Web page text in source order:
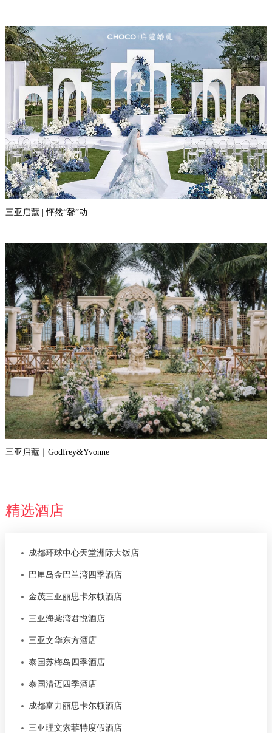
三亚启蔻 | 怦然“馨”动
三亚启蔻｜Godfrey&Yvonne
精选酒店
成都环球中心天堂洲际大饭店
巴厘岛金巴兰湾四季酒店
金茂三亚丽思卡尔顿酒店
三亚海棠湾君悦酒店
三亚文华东方酒店
泰国苏梅岛四季酒店
泰国清迈四季酒店
成都富力丽思卡尔顿酒店
三亚理文索菲特度假酒店